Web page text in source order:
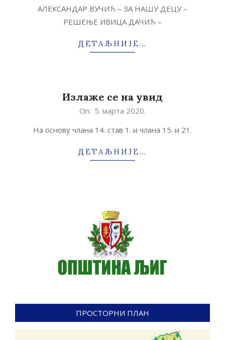
09
АЛЕКСАНДАР ВУЧИЋ – ЗА НАШУ ДЕЦУ –
РЕШЕЊЕ ИВИЦА ДАЧИЋ –
ДЕТАЉНИЈЕ…
Излаже се на увид
05
On: 5. марта 2020.
На основу члана 14. став 1. и члана 15. и 21.
ДЕТАЉНИЈЕ…
ПРОСТОРНИ ПЛАН